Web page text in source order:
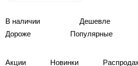
В наличии
Дешевле
Дороже
Популярные
Акции Новинки